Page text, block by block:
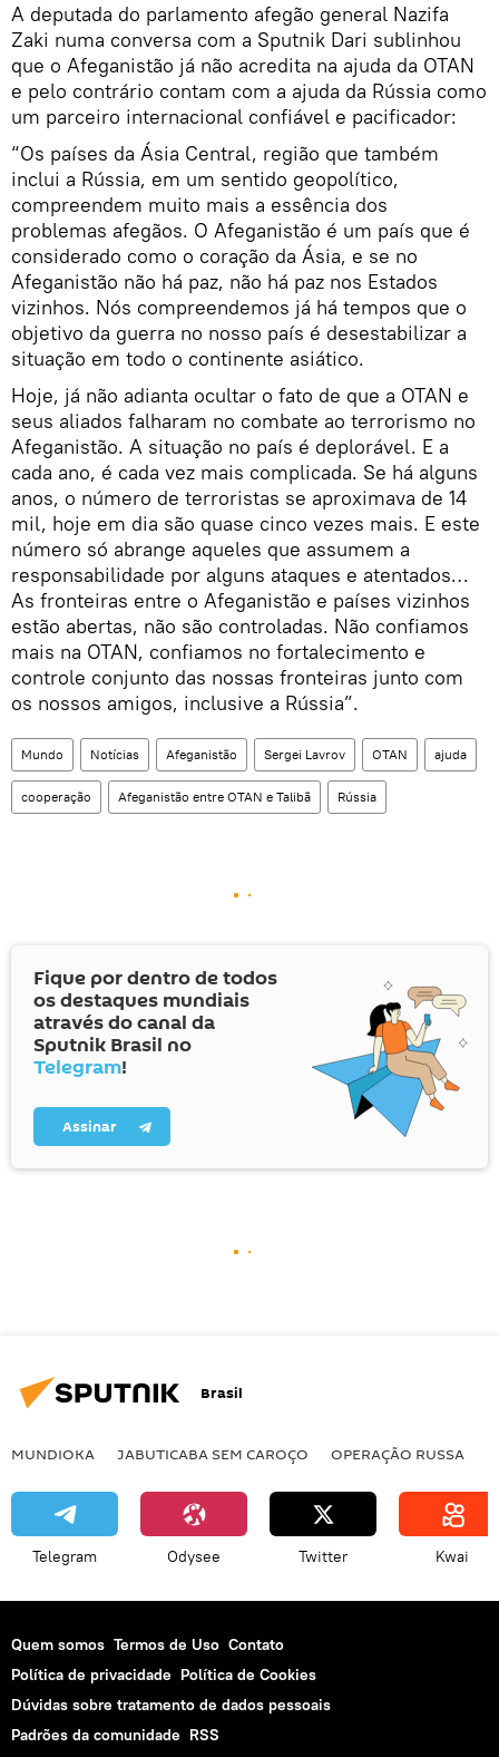
A deputada do parlamento afegão general Nazifa
Zaki numa conversa com a Sputnik Dari sublinhou
que o Afeganistão já não acredita na ajuda da OTAN
e pelo contrário contam com a ajuda da Rússia como
um parceiro internacional confiável e pacificador:
“Os países da Ásia Central, região que também
inclui a Rússia, em um sentido geopolítico,
compreendem muito mais a essência dos
problemas afegãos. O Afeganistão é um país que é
considerado como o coração da Ásia, e se no
Afeganistão não há paz, não há paz nos Estados
vizinhos. Nós compreendemos já há tempos que o
objetivo da guerra no nosso país é desestabilizar a
situação em todo o continente asiático.
Hoje, já não adianta ocultar o fato de que a OTAN e
seus aliados falharam no combate ao terrorismo no
Afeganistão. A situação no país é deplorável. E a
cada ano, é cada vez mais complicada. Se há alguns
anos, o número de terroristas se aproximava de 14
mil, hoje em dia são quase cinco vezes mais. E este
número só abrange aqueles que assumem a
responsabilidade por alguns ataques e atentados…
As fronteiras entre o Afeganistão e países vizinhos
estão abertas, não são controladas. Não confiamos
mais na OTAN, confiamos no fortalecimento e
controle conjunto das nossas fronteiras junto com
os nossos amigos, inclusive a Rússia”.
Mundo Notícias Afeganistão Sergei Lavrov OTAN ajuda
cooperação Afeganistão entre OTAN e Talibã Rússia
Fique por dentro de todos
os destaques mundiais
através do canal da
Sputnik Brasil no
Telegram!
Assinar
Brasil
MUNDIOKA JABUTICABA SEM CAROÇO OPERAÇÃO RUSSA
Telegram Odysee Twitter Kwai
Quem somos Termos de Uso Contato
Política de privacidade Política de Cookies
Dúvidas sobre tratamento de dados pessoais
Padrões da comunidade RSS